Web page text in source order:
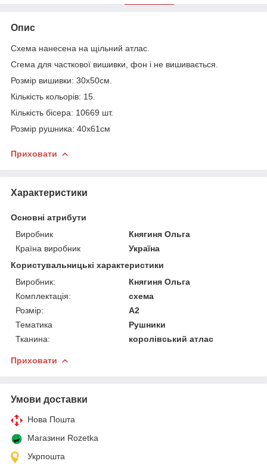
Опис
Схема нанесена на щільний атлас.
Сгема для часткової вишивки, фон і не вишивається.
Розмір вишивки: 30х50см.
Кількість кольорів: 15.
Кількість бісера: 10669 шт.
Розмір рушника: 40х61см
Приховати
Характеристики
Основні атрибути
Виробник
Княгиня Ольга
Країна виробник
Україна
Користувальницькі характеристики
Виробник:
Княгиня Ольга
Комплектація:
схема
Розмір:
А2
Тематика
Рушники
Тканина:
королівський атлас
Приховати
Умови доставки
Нова Пошта
Магазини Rozetka
Укрпошта